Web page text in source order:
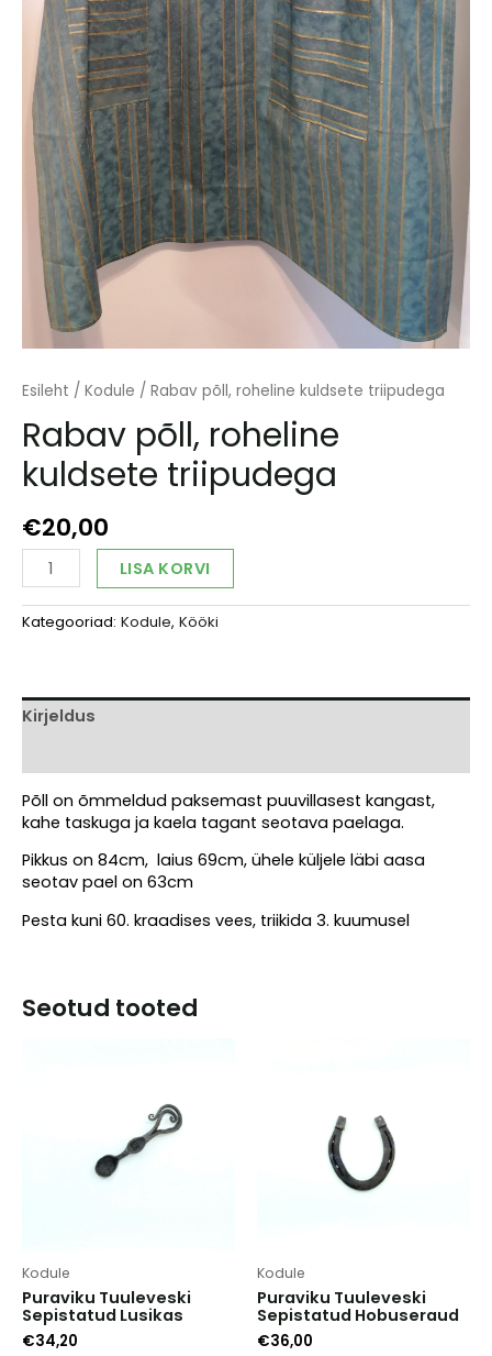
Esileht / Kodule / Rabav põll, roheline kuldsete triipudega
Rabav põll, roheline
kuldsete triipudega
€20,00
Rabav
põll,
roheline
kuldsete
LISA KORVI
Alternative:
Kategooriad: Kodule, Kööki
Kirjeldus
Põll on õmmeldud paksemast puuvillasest kangast,
kahe taskuga ja kaela tagant seotava paelaga.
Pikkus on 84cm, laius 69cm, ühele küljele läbi aasa
seotav pael on 63cm
Pesta kuni 60. kraadises vees, triikida 3. kuumusel
Seotud tooted
Kodule
Puraviku Tuuleveski
Sepistatud Lusikas
€34,20
Kodule
Puraviku Tuuleveski
Sepistatud Hobuseraud
€36,00